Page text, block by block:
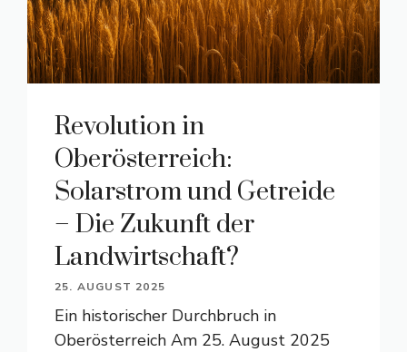
Revolution in
Oberösterreich:
Solarstrom und Getreide
– Die Zukunft der
Landwirtschaft?
25. AUGUST 2025
Ein historischer Durchbruch in
Oberösterreich Am 25. August 2025